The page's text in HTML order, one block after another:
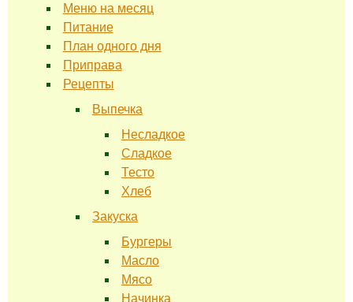
Меню на месяц
Питание
План одного дня
Приправа
Рецепты
Выпечка
Несладкое
Сладкое
Тесто
Хлеб
Закуска
Бургеры
Масло
Мясо
Начинка